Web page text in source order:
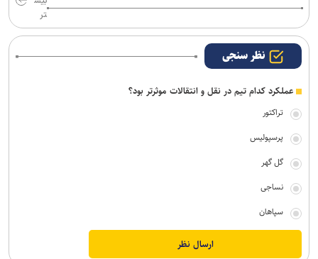
تر
نظر سنجی
عملکرد کدام تیم در نقل و انتقالات موثرتر بود؟
تراکتور
پرسپولیس
گل گهر
نساجی
سپاهان